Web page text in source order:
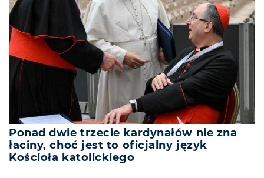
Ponad dwie trzecie kardynałów nie zna
łaciny, choć jest to oficjalny język
Kościoła katolickiego